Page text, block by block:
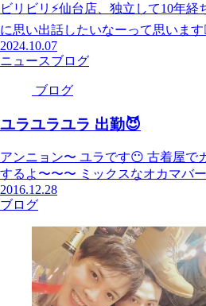
ビリビリ⚡️仙台店、独立して10年
に思い出話したいなーって思いま
2024.10.07
ニュースブログ
ブログ
ユラユラユラ 出勤😈
アンニョン〜 ユラです😶 古着屋で
するよ〜〜〜 ミックスなオカマバ
2016.12.28
ブログ